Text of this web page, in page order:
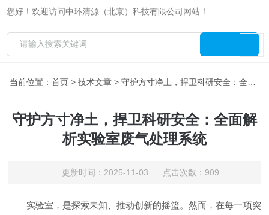
您好！欢迎访问中环清源（北京）科技有限公司网站！
当前位置：首页 >技术文章 > 守护方寸净土，捍卫科研安全：全面解析实验室废气处理系统
守护方寸净土，捍卫科研安全：全面解
析实验室废气处理系统
更新时间：2025-11-03 点击次数：909
实验室，是探索未知、推动创新的摇篮。然而，在每一项突